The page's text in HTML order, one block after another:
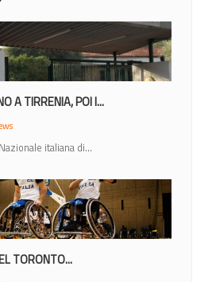
A TIRRENIA, POI I...
italiana di...
TORONTO...